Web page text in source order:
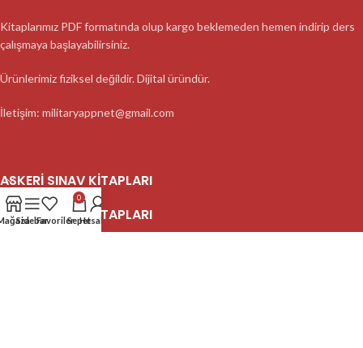
Kitaplarımız PDF formatında olup kargo beklemeden hemen indirip ders
çalışmaya başlayabilirsiniz.
Ürünlerimiz fiziksel değildir. Dijital üründür.
İletişim: militaryappnet@gmail.com
ASKERI SINAV KITAPLARI
ASKERI SINAV KITAPLARI
SidebarFavoriler
0
SepetHesabım